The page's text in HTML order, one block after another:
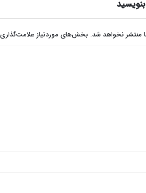
منتشر نخواهد شد. بخش‌های موردنیاز